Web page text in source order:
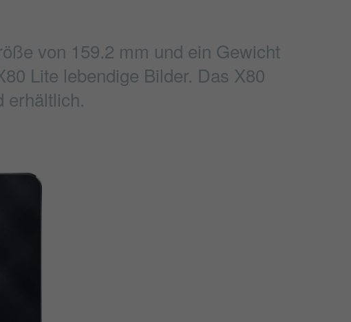
von 159.2 mm und ein Gewicht
Lite lebendige Bilder. Das X80
erhältlich.